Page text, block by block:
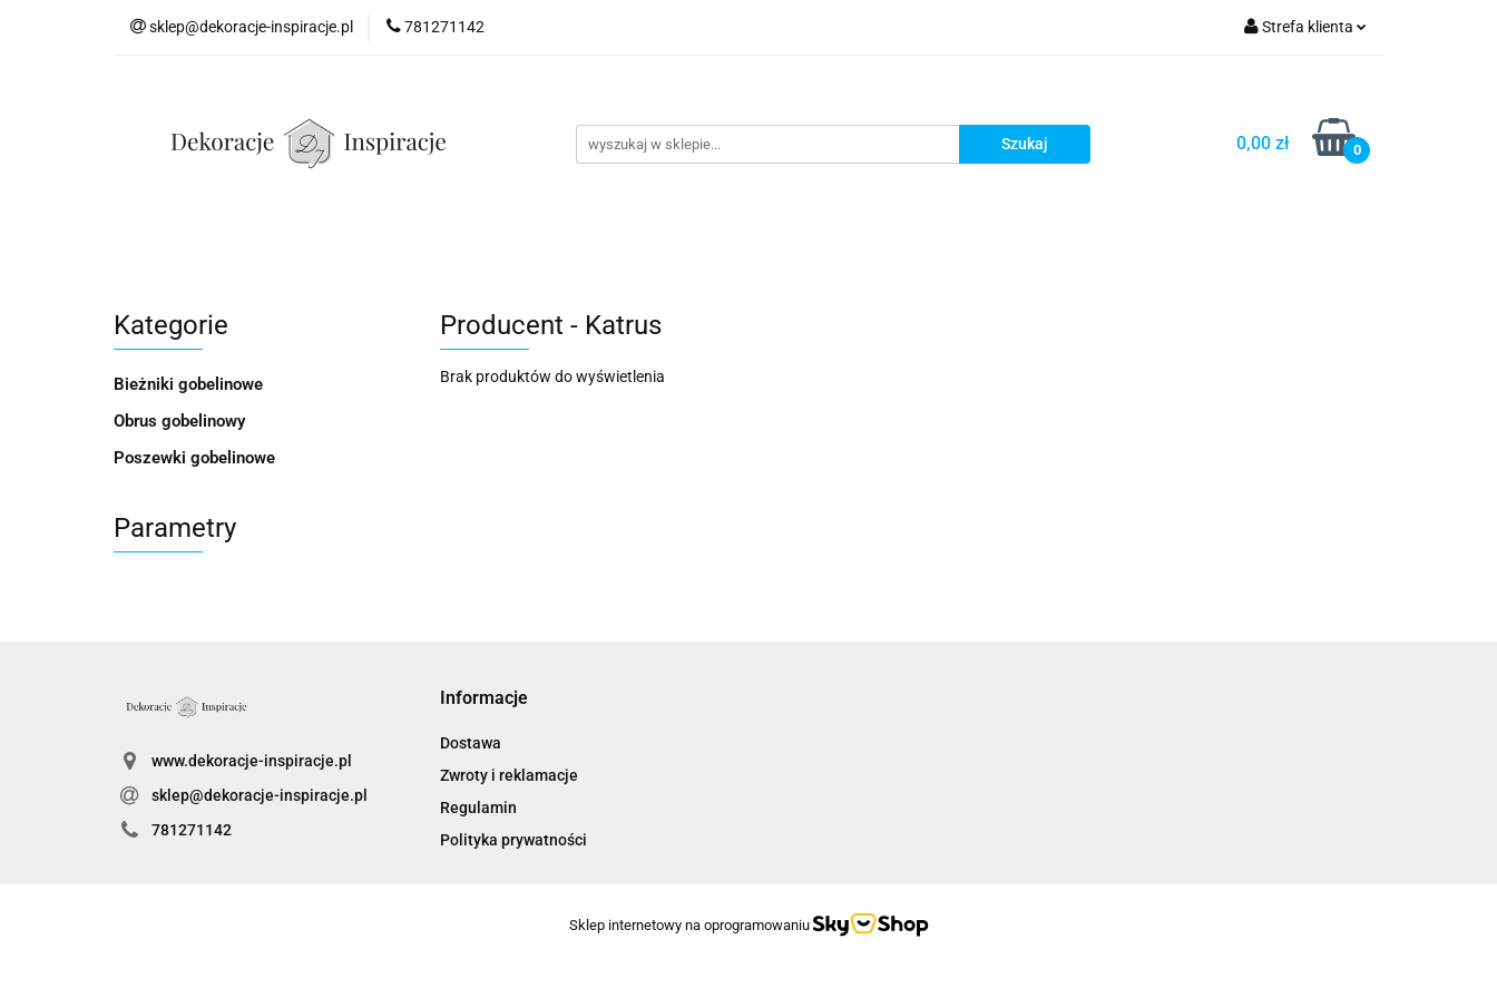
sklep@dekoracje-inspiracje.pl 781271142 Strefa klienta
Zarejestruj się
Dodaj zgłoszenie
0,00 zł 0
Poszewki gobelinowe
Kategorie
Bieżniki gobelinowe
Obrus gobelinowy
Poszewki gobelinowe
Parametry
Producent - Katrus
Brak produktów do wyświetlenia
www.dekoracje-inspiracje.pl
sklep@dekoracje-inspiracje.pl
781271142
Informacje
Dostawa
Zwroty i reklamacje
Regulamin
Polityka prywatności
Sklep internetowy na oprogramowaniu